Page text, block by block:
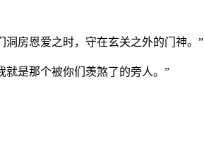
房恩爱之时，守在玄关之外的门神。”
是那个被你们羡煞了的旁人。”